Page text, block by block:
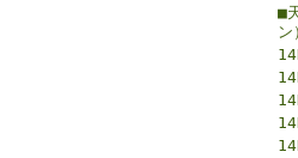
■
ン）